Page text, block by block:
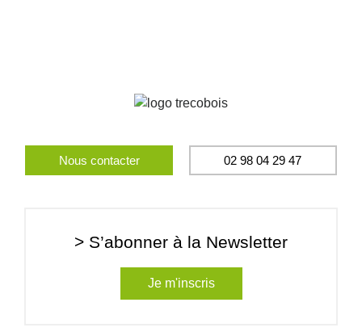
Nous contacter 02 98 04 29 47
> S’abonner à la Newsletter
Je m'inscris